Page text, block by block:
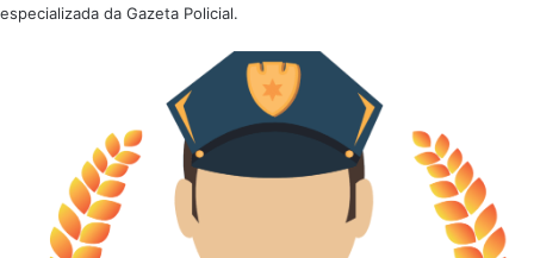
especializada da Gazeta Policial.